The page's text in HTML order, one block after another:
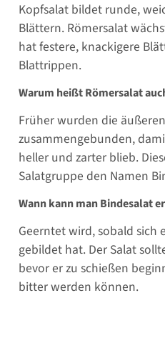
Kopfsalat bildet runde,
Blättern. Römersalat
hat festere, knackigere
Blattrippen.
Warum heißt Römersalat
Früher wurden die
zusammengebunden,
heller und zarter blieb.
Salatgruppe den Namen
Wann kann man Bindesalat
Geerntet wird, sobald
gebildet hat. Der Salat
bevor er zu schießen
bitter werden können.